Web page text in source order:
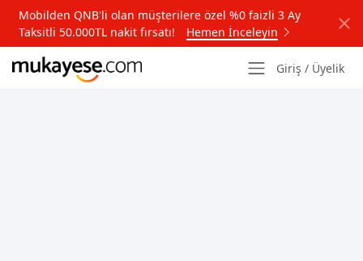
Mobilden QNB'li olan müşterilere özel %0 faizli 3 Ay
Taksitli 50.000TL nakit fırsatı!
Hemen İnceleyin
Giriş / Üyelik